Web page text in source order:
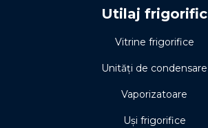
Utilaj frigorific
Vitrine frigorifice
Unități de condensare
Vaporizatoare
Uși frigorifice